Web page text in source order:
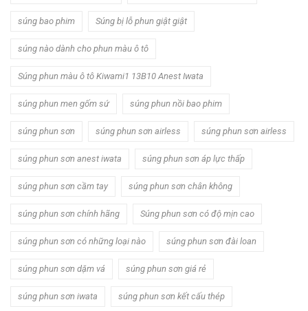
súng bao phim Súng bị lỗ phun giật giật
súng nào dành cho phun màu ô tô
Súng phun màu ô tô Kiwami1 13B10 Anest Iwata
súng phun men gốm sứ súng phun nồi bao phim
súng phun sơn súng phun sơn airless súng phun sơn airless
súng phun sơn anest iwata súng phun sơn áp lực thấp
súng phun sơn cầm tay súng phun sơn chân không
súng phun sơn chính hãng Súng phun sơn có độ mịn cao
súng phun sơn có những loại nào súng phun sơn đài loan
súng phun sơn dặm vá súng phun sơn giá rẻ
súng phun sơn iwata súng phun sơn kết cấu thép